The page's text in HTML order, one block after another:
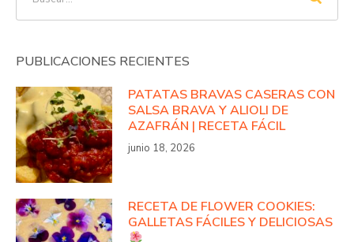
PUBLICACIONES RECIENTES
PATATAS BRAVAS CASERAS CON
SALSA BRAVA Y ALIOLI DE
AZAFRÁN | RECETA FÁCIL
junio 18, 2026
RECETA DE FLOWER COOKIES:
GALLETAS FÁCILES Y DELICIOSAS